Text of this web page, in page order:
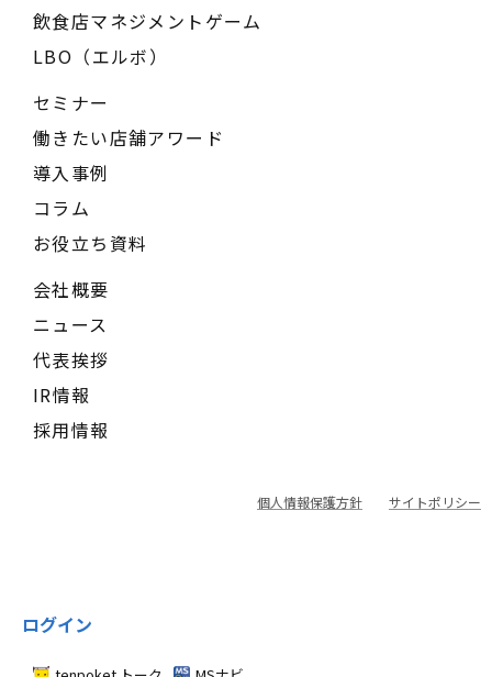
飲食店マネジメントゲーム
LBO（エルボ）
セミナー
働きたい店舗アワード
導入事例
コラム
お役立ち資料
会社概要
ニュース
代表挨拶
IR情報
採用情報
個人情報保護方針 サイトポリシー
ログイン